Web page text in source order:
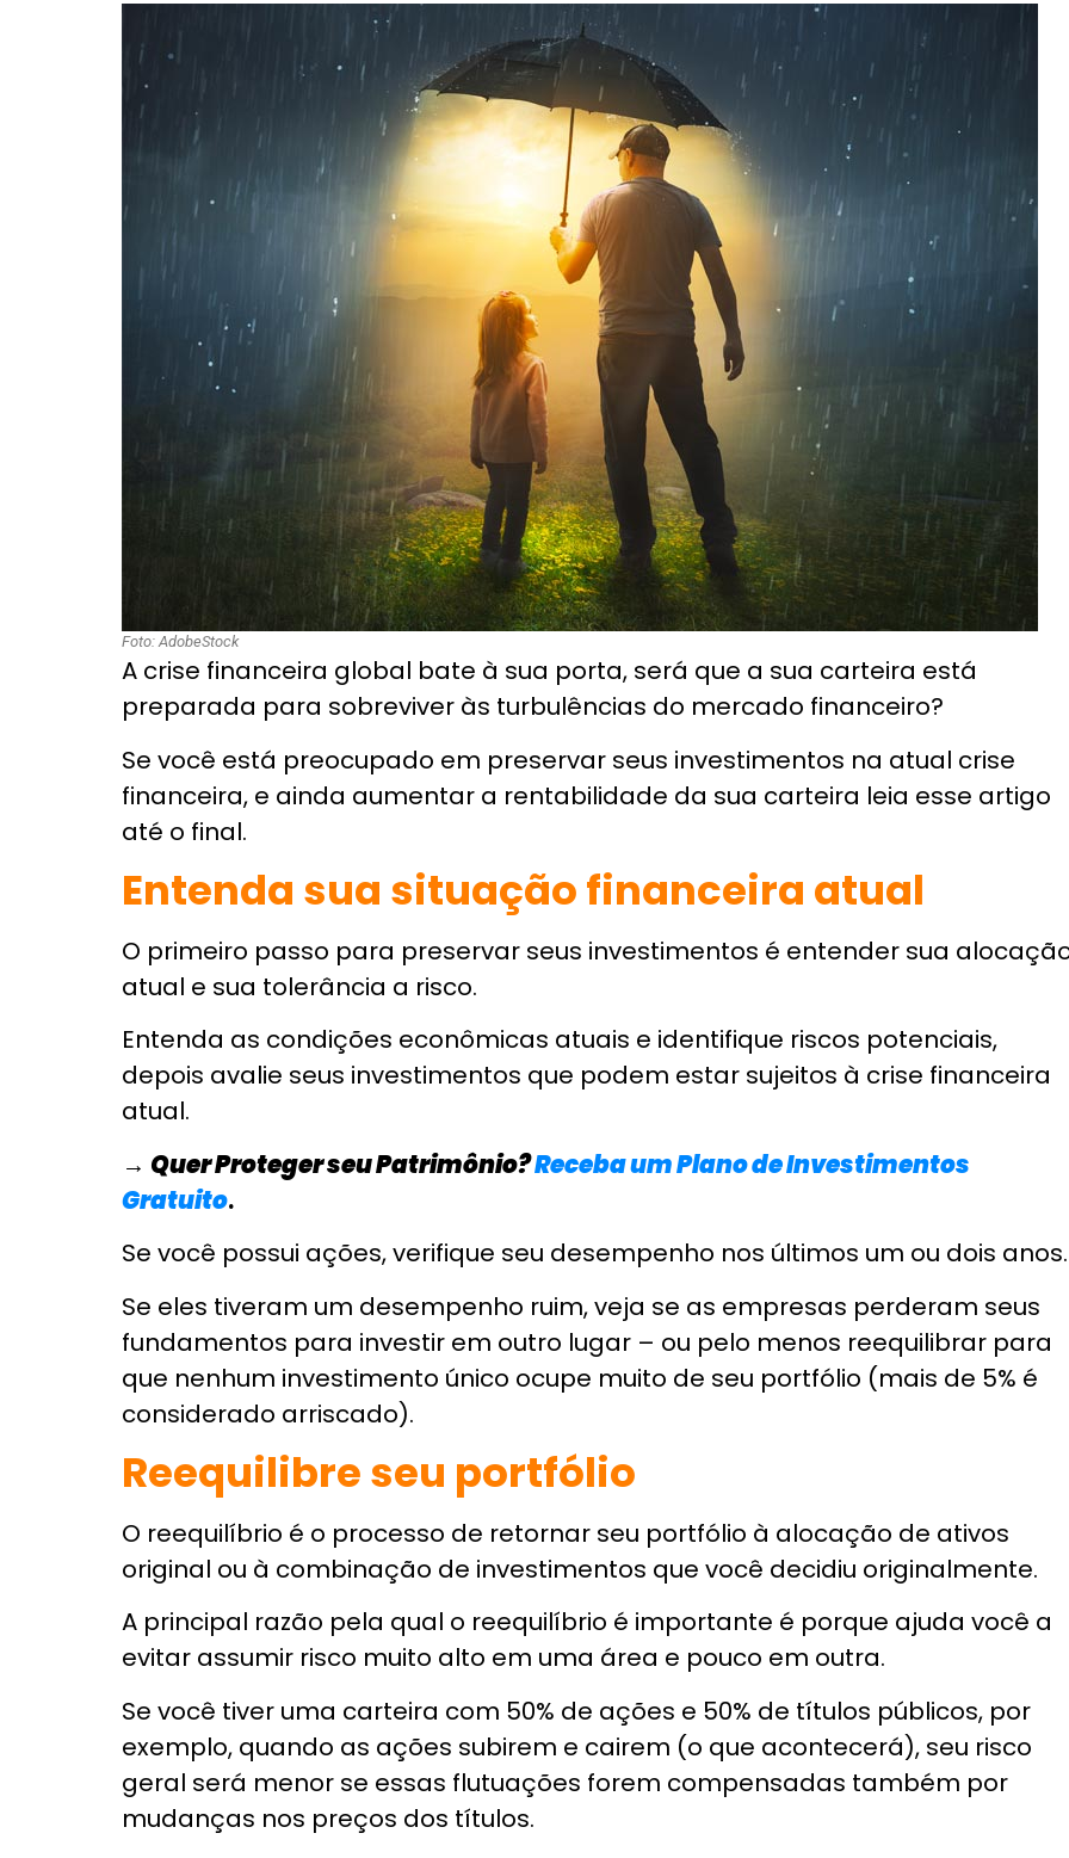
investir em empresas com fundamentos sólidos e uma história de sucesso ao
longo do tempo.
Aproveite os preços baixos
A atual crise financeira criou uma excelente oportunidade para os
investidores de valor aproveitarem os preços com desconto.
Se você está procurando uma maneira de preservar seus investimentos,
considere comprar ações de qualidade a preços com desconto.
Isso pode ser feito investindo em empresas cujos produtos ou serviços são
essenciais para sua vida, como elétricas, saneamento, telecomunicações ou
empresas do setor financeiro.
Considere estratégias para redução de
impostos
É importante olhar para o seu portfólio de uma perspectiva fiscal, bem como
uma perspectiva de investimento.
Existem muitas estratégias que podem ajudá-lo a minimizar sua conta de
impostos, incluindo:
Por exemplo, você pode usar prejuízos anteriores.
uso das perdas para compensar ganhos em outras partes de seu portfólio
até mesmo usar para ganhos futuros.
→Quer Proteger seu Patrimônio?
Por exemplo, se você comprou ações da Empresa X a R$ 100 por ação, mas
agora elas valem apenas R$ 70, você pode vender essas ações por seu valor
A diferença entre o que você pagou originalmente por eles versus o que eles
dinheiro real trocado durante esta transação (você simplesmente transferiu
a propriedade), não há nenhum real perdido também!
Você pode usar essas perdas como deduções ao calcular os impostos do
próximo ano, desde que sejam lançados no imposto de renda deste ano.
Evite vender em pânico
* Não tome decisões precipitadas em tempos de volatilidade do mercado.
* Mantenha-se informado e planeje a longo prazo.
Procure oportunidades
A melhor forma de preservar seus investimentos é buscar oportunidades.
A atual crise financeira criou muitas oportunidades para os investidores,
as boas empresas pagadoras de dividendos.
Monitore seus investimentos